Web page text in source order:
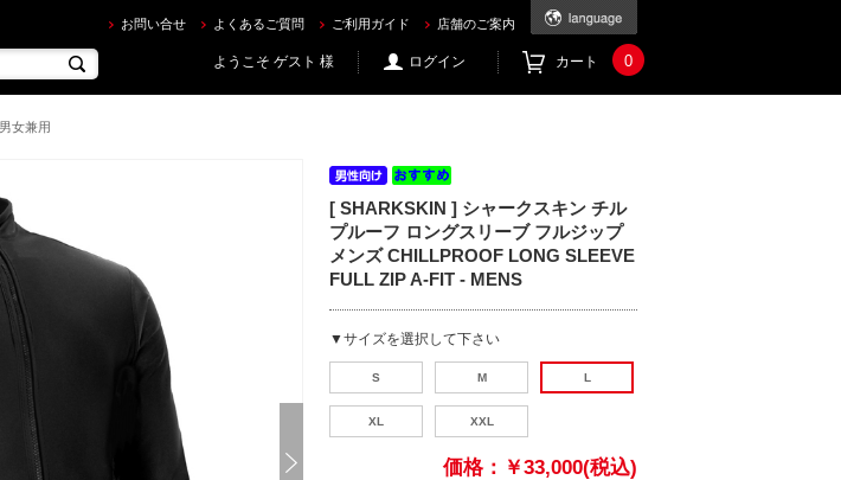
ングスリーブ フルジップ メンズ CHILLPROOF LONG SLEEVE FULL ZIP A-FIT - MENS を買うならec.mic21.com
お問い合せ よくあるご質問 ご利用ガイド 店舗のご案内
ようこそ ゲスト 様 ログイン カート 0
女兼用
[ SHARKSKIN ] シャークスキン チル
プルーフ ロングスリーブ フルジップ
メンズ CHILLPROOF LONG SLEEVE
FULL ZIP A-FIT - MENS
▼サイズを選択して下さい
S M L
XL XXL
価格： ￥33,000(税込)